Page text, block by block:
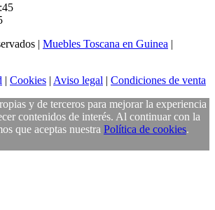
| Muebles Toscana en Guinea |
| Cookies | Aviso legal | Condiciones de venta
y de terceros para mejorar la experiencia
contenidos de interés. Al continuar con la
que aceptas nuestra Política de cookies.